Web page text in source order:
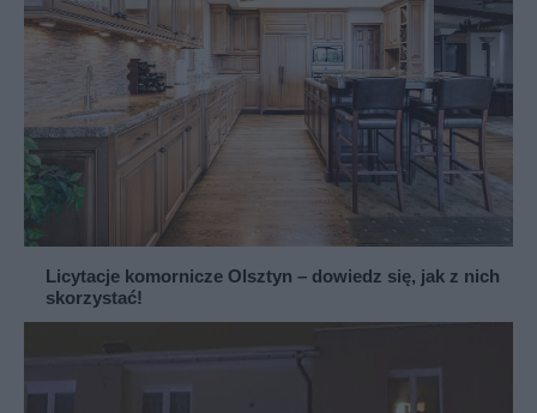
Licytacje komornicze Olsztyn – dowiedz się, jak z nich
skorzystać!